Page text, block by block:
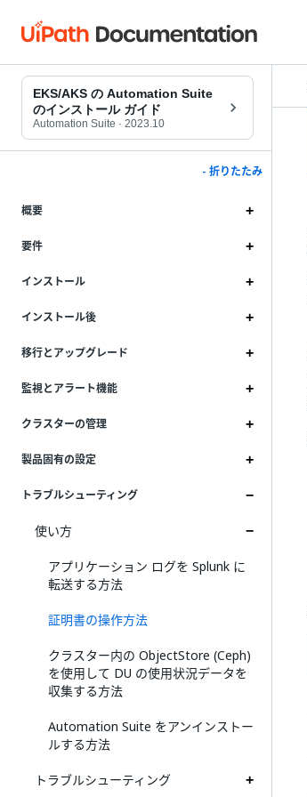
EKS/AKS の Automation Suite
のインストール ガイド
Automation Suite · 2023.10
- 折りたたみ
概要
要件
インストール
インストール後
移行とアップグレード
監視とアラート機能
クラスターの管理
製品固有の設定
トラブルシューティング
使い方
アプリケーション ログを Splunk に
転送する方法
証明書の操作方法
クラスター内の ObjectStore (Ceph)
を使用して DU の使用状況データを
収集する方法
Automation Suite をアンインストー
ルする方法
トラブルシューティング